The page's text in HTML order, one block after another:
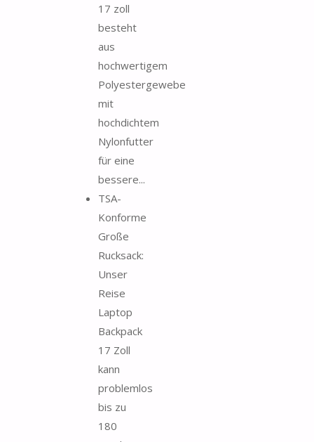
17 zoll
besteht
aus
hochwertigem
Polyestergewebe
mit
hochdichtem
Nylonfutter
für eine
bessere...
TSA-
Konforme
Große
Rucksack:
Unser
Reise
Laptop
Backpack
17 Zoll
kann
problemlos
bis zu
180